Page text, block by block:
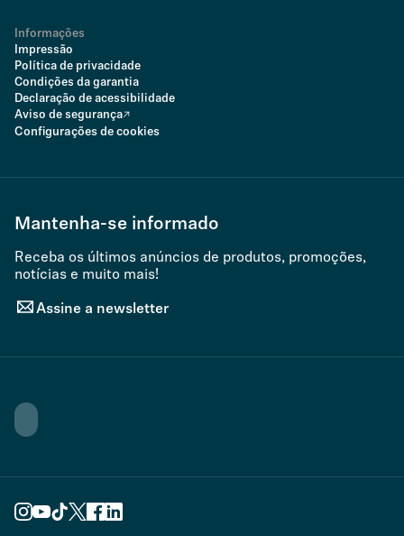
Informações
Impressão
Política de privacidade
Condições da garantia
Declaração de acessibilidade
Aviso de segurança
Configurações de cookies
Mantenha-se informado
Receba os últimos anúncios de produtos, promoções,
notícias e muito mais!
Assine a newsletter